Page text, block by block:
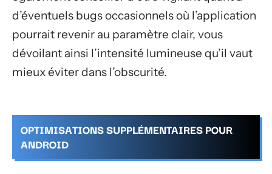
d’éventuels bugs occasionnels où l’application
pourrait revenir au paramètre clair, vous
dévoilant ainsi l’intensité lumineuse qu’il vaut
mieux éviter dans l’obscurité.
OPTIMISATIONS SUPPLÉMENTAIRES POUR
ANDROID